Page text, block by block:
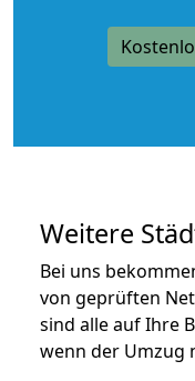
Weitere
Bei uns
von geprüften
sind alle auf Ihre
wenn der Umzug